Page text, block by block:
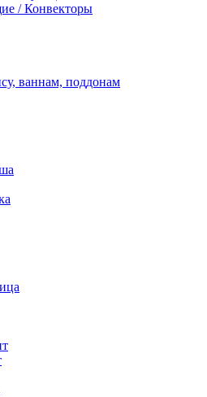
/ Конвекторы
ваннам, поддонам